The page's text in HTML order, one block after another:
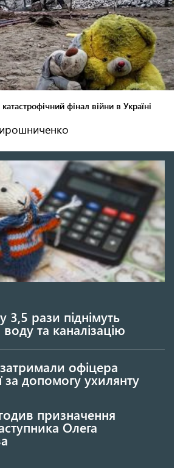
3,5 рази піднімуть
та каналізацію
офіцера
за допомогу ухилянту
призначення
Олега